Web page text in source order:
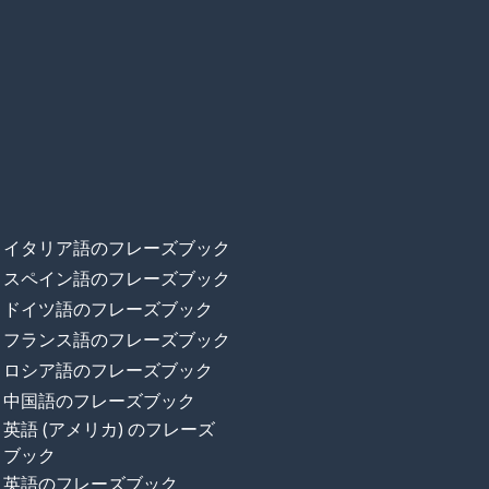
イタリア語のフレーズブック
スペイン語のフレーズブック
ドイツ語のフレーズブック
フランス語のフレーズブック
ロシア語のフレーズブック
中国語のフレーズブック
英語 (アメリカ) のフレーズ
ブック
英語のフレーズブック